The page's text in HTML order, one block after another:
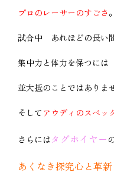
プロのレーサーのすごさ。
試合中 あれほどの長い
集中力と体力を保つには
並大抵のことではありま
そして アウディのスペッ
さらには タグホイヤー
あくなき探究心と革新